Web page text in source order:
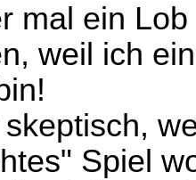
mal ein
weil ich
Spiel